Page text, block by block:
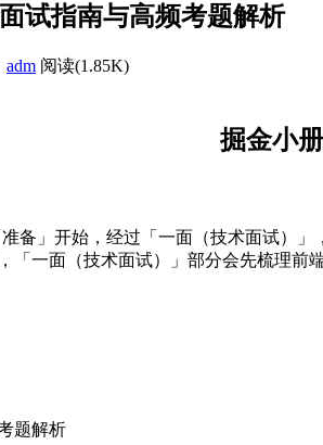
试指南与高频考题解析
adm 阅读(1.85K)
掘金小
备」开始，经过「一面（技术面试）
「一面（技术面试）」部分会先梳理
题解析